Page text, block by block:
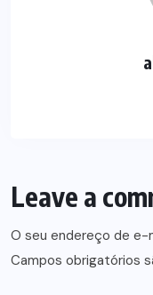
Leave a
O seu endereço de e-
Campos obrigatórios